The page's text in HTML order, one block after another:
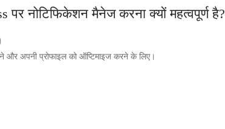
पर नोटिफिकेशन मैनेज करना क्यों महत्वपूर्ण है?
और अपनी प्रोफाइल को ऑप्टिमाइज करने के लिए।